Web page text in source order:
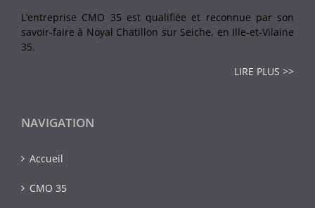
L’entreprise CMO 35 est qualifiée et reconnue par son
savoir-faire à Noyal Chatillon sur Seiche, en Ille-et-Vilaine
35.
LIRE PLUS >>
NAVIGATION
Accueil
CMO 35